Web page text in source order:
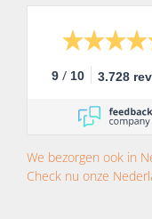
9 / 10 3.728
We bezorgen ook in
Check nu onze